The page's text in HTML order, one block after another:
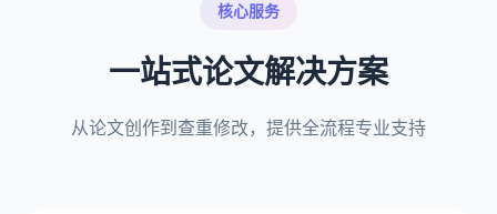
核心服务
一站式论文解决方案
从论文创作到查重修改，提供全流程专业支持